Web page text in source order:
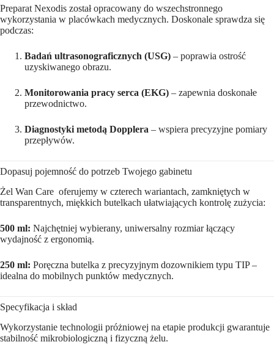
Preparat Nexodis został opracowany do wszechstronnego
wykorzystania w placówkach medycznych. Doskonale sprawdza się
podczas:
Badań ultrasonograficznych (USG) – poprawia ostrość
uzyskiwanego obrazu.
Monitorowania pracy serca (EKG) – zapewnia doskonałe
przewodnictwo.
Diagnostyki metodą Dopplera – wspiera precyzyjne pomiary
przepływów.
Dopasuj pojemność do potrzeb Twojego gabinetu
Żel Wan Care oferujemy w czterech wariantach, zamkniętych w
transparentnych, miękkich butelkach ułatwiających kontrolę zużycia:
500 ml: Najchętniej wybierany, uniwersalny rozmiar łączący
wydajność z ergonomią.
250 ml: Poręczna butelka z precyzyjnym dozownikiem typu TIP –
idealna do mobilnych punktów medycznych.
Specyfikacja i skład
Wykorzystanie technologii próżniowej na etapie produkcji gwarantuje
stabilność mikrobiologiczną i fizyczną żelu.